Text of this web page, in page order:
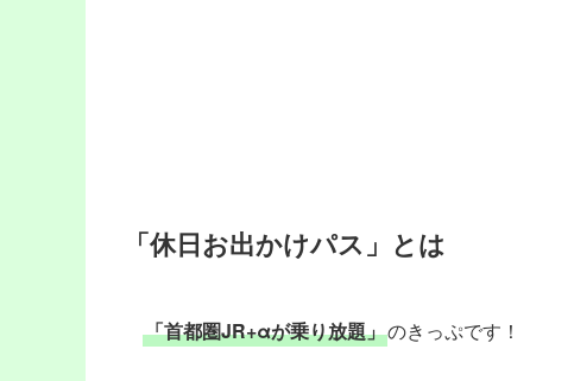
「休日お出かけパス」とは
「首都圏JR+αが乗り放題」のきっぷです！